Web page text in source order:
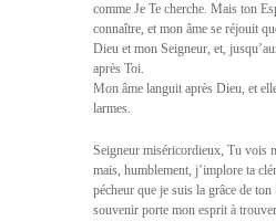
comme Je Te cherche. Mais ton
connaître, et mon âme se réjouit
Dieu et mon Seigneur, et,
après Toi.
Mon âme languit après Dieu, et
larmes.
Seigneur miséricordieux, Tu vois
mais, humblement, j’implore ta
pécheur que je suis la grâce de
souvenir porte mon esprit à